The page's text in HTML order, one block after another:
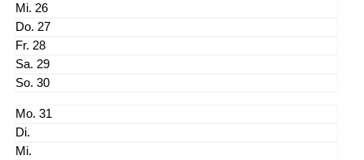
26
27
28
29
30
31